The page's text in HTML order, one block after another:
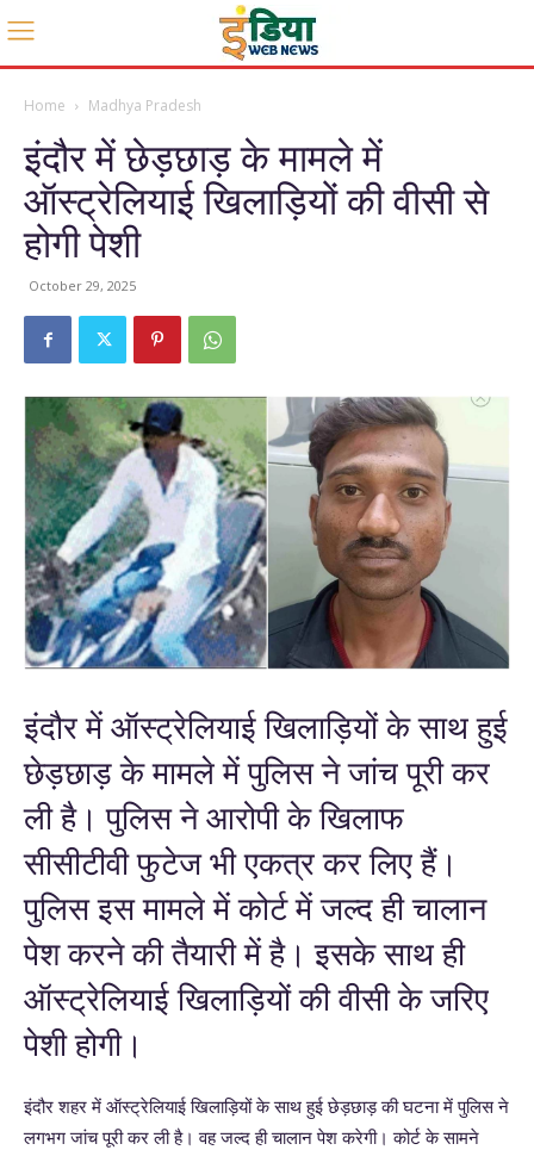
Home Madhya Pradesh
इंदौर में छेड़छाड़ के मामले में
ऑस्ट्रेलियाई खिलाड़ियों की वीसी से
होगी पेशी
October 29, 2025
इंदौर में ऑस्ट्रेलियाई खिलाड़‍ियों के साथ हुई
छेड़छाड़ के मामले में पुलिस ने जांच पूरी कर
ली है। पुलिस ने आरोपी के खिलाफ
सीसीटीवी फुटेज भी एकत्र कर लिए हैं।
पुलिस इस मामले में कोर्ट में जल्द ही चालान
पेश करने की तैयारी में है। इसके साथ ही
ऑस्ट्रेलियाई खिलाड़‍ियों की वीसी के जरिए
पेशी होगी।
इंदौर शहर में ऑस्ट्रेलियाई खिलाड़ियों के साथ हुई छेड़छाड़ की घटना में पुलिस ने
लगभग जांच पूरी कर ली है। वह जल्द ही चालान पेश करेगी। कोर्ट के सामने